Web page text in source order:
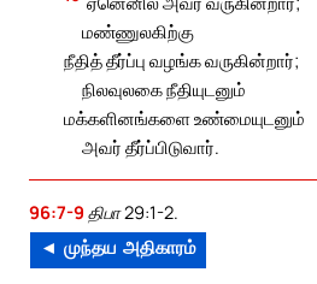
மண்ணுலகிற்கு
நீதித் தீர்ப்பு வழங்க வருகின்றார்;
நிலவுலகை நீதியுடனும்
மக்களினங்களை உண்மையுடனும்
அவர் தீர்ப்பிடுவார்.
96:7-9 திபா 29:1-2.
◄ முந்தய அதிகாரம்